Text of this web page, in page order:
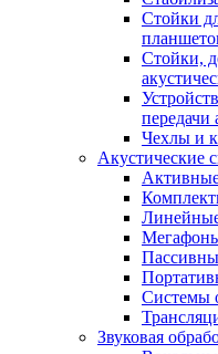
Стойки
Стойки,
передачи
Чехлы и
Акустические
Системы
Звуковая